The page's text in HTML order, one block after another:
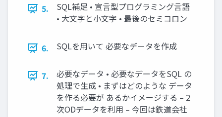
5.
SQL補足 • 宣言型プログラミング言語
• 大文字と小文字 • 最後のセミコロン
6. SQLを用いて 必要なデータを作成
7.
必要なデータ • 必要なデータをSQL の
処理で生成 • まずはどのような データ
を作る必要が あるかイメージする – 2
次ODデータを利用 – 今回は鉄道会社